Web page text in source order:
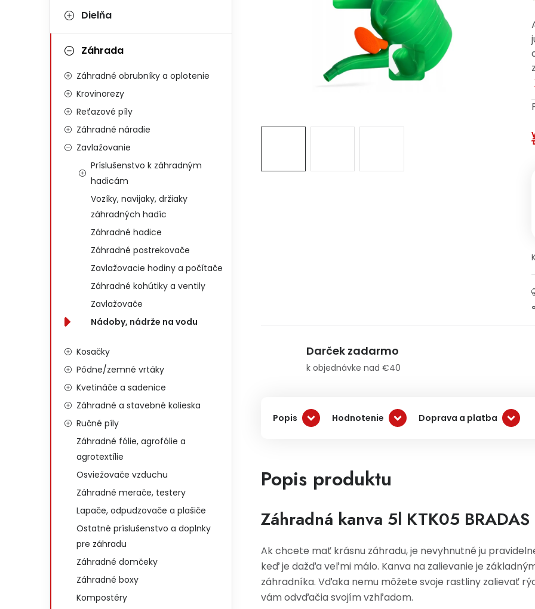
Dielňa
Záhrada
Záhradné obrubníky a oplotenie
Krovinorezy
Reťazové píly
Záhradné náradie
Zavlažovanie
Príslušenstvo k záhradným
hadicám
Vozíky, navijaky, držiaky
záhradných hadíc
Záhradné hadice
Záhradné postrekovače
Zavlažovacie hodiny a počítače
Záhradné kohútiky a ventily
Zavlažovače
Nádoby, nádrže na vodu
Kosačky
Pôdne/zemné vrtáky
Kvetináče a sadenice
Záhradné a stavebné kolieska
Ručné píly
Záhradné fólie, agrofólie a
agrotextílie
Osviežovače vzduchu
Záhradné merače, testery
Lapače, odpudzovače a plašiče
Ostatné príslušenstvo a doplnky
pre záhradu
Záhradné domčeky
Záhradné boxy
Kompostéry
Darček zadarmo
k objednávke nad €40
Popis Hodnotenie Doprava a platba
Popis produktu
Záhradná kanva 5l KTK05 BRADAS
Ak chcete mať krásnu záhradu, je nevyhnutné ju
keď je dažďa veľmi málo. Kanva na zalievanie je
záhradníka. Vďaka nemu môžete svoje rastliny zalievať
vám odvďačia svojím vzhľadom.